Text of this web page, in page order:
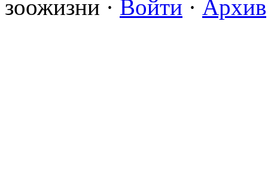
зоожизни · Войти · Архив